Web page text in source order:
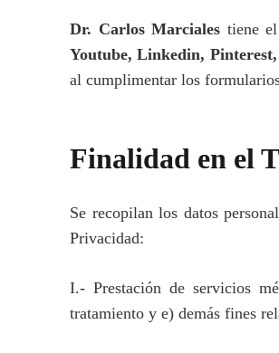
Dr. Carlos Marciales tiene
Youtube, Linkedin, Pinterest,
al cumplimentar los
Finalidad en el
Se recopilan los datos
Privacidad:
I.- Prestación de servicios
tratamiento y e) demás fines